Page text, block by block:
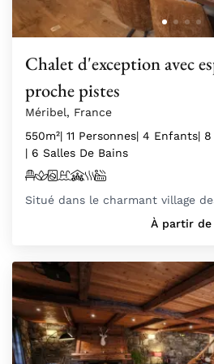
Chalet d'exception avec
proche pistes
Méribel, France
550m²| 11 Personnes| 4 Enfants|
| 6 Salles De Bains
Situé dans le charmant village
À partir de